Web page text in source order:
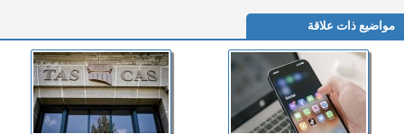
مواضيع ذات علاقة